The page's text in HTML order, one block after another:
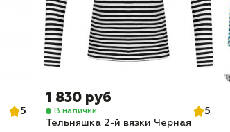
5
1 830 руб
В наличии
5
Тельняшка 2-й вязки Черная